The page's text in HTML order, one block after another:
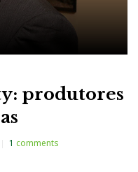
produtores
1 comments